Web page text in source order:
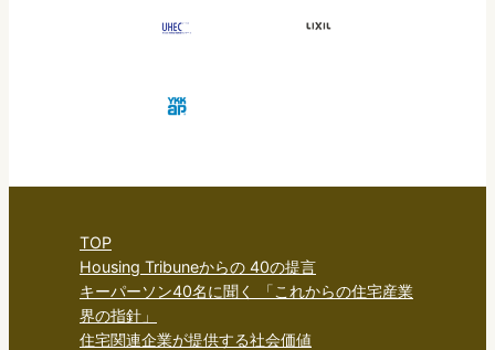
TOP
Housing Tribuneからの 40の提言
キーパーソン40名に聞く 「これからの住宅産業
界の指針」
住宅関連企業が提供する社会価値